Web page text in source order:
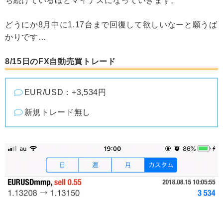
どうにか8月中に1.17台まで回復して欲しいなーと願うば
かりです…
8/15日のFX自動売買トレード
EUR/USD：+3,534円
新規トレード無し